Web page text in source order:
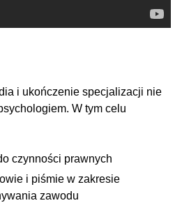
i ukończenie specjalizacji nie
W tym celu
czynności prawnych
i piśmie w zakresie
zawodu